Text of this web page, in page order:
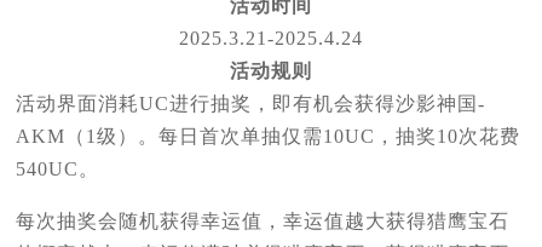
活动时间
2025.3.21-2025.4.24
活动规则
活动界面消耗UC进行抽奖，即有机会获得沙影神国-
AKM（1级）。每日首次单抽仅需10UC，抽奖10次花费
540UC。
每次抽奖会随机获得幸运值，幸运值越大获得猎鹰宝石